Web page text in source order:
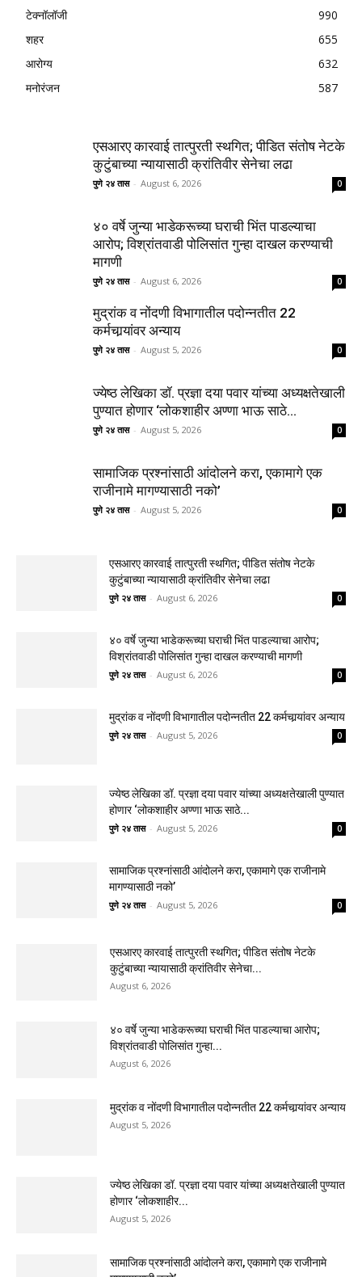
टेक्नॉलॉजी
990
शहर
655
आरोग्य
632
मनोरंजन
587
एसआरए कारवाई तात्पुरती स्थगित; पीडित संतोष नेटके
कुटुंबाच्या न्यायासाठी क्रांतिवीर सेनेचा लढा
पुणे २४ तास - August 6, 2026 0
४० वर्षे जुन्या भाडेकरूच्या घराची भिंत पाडल्याचा
आरोप; विश्रांतवाडी पोलिसांत गुन्हा दाखल करण्याची
मागणी
पुणे २४ तास - August 6, 2026 0
मुद्रांक व नोंदणी विभागातील पदोन्नतीत 22
कर्मचार्‍यांवर अन्याय
पुणे २४ तास - August 5, 2026 0
ज्येष्ठ लेखिका डॉ. प्रज्ञा दया पवार यांच्या अध्यक्षतेखाली
पुण्यात होणार ‘लोकशाहीर अण्णा भाऊ साठे...
पुणे २४ तास - August 5, 2026 0
सामाजिक प्रश्नांसाठी आंदोलने करा, एकामागे एक
राजीनामे मागण्यासाठी नको’
पुणे २४ तास - August 5, 2026 0
एसआरए कारवाई तात्पुरती स्थगित; पीडित संतोष नेटके
कुटुंबाच्या न्यायासाठी क्रांतिवीर सेनेचा लढा
पुणे २४ तास - August 6, 2026 0
४० वर्षे जुन्या भाडेकरूच्या घराची भिंत पाडल्याचा आरोप;
विश्रांतवाडी पोलिसांत गुन्हा दाखल करण्याची मागणी
पुणे २४ तास - August 6, 2026 0
मुद्रांक व नोंदणी विभागातील पदोन्नतीत 22 कर्मचार्‍यांवर अन्याय
पुणे २४ तास - August 5, 2026 0
ज्येष्ठ लेखिका डॉ. प्रज्ञा दया पवार यांच्या अध्यक्षतेखाली पुण्यात
होणार ‘लोकशाहीर अण्णा भाऊ साठे...
पुणे २४ तास - August 5, 2026 0
सामाजिक प्रश्नांसाठी आंदोलने करा, एकामागे एक राजीनामे
मागण्यासाठी नको’
पुणे २४ तास - August 5, 2026 0
एसआरए कारवाई तात्पुरती स्थगित; पीडित संतोष नेटके
कुटुंबाच्या न्यायासाठी क्रांतिवीर सेनेचा...
August 6, 2026
४० वर्षे जुन्या भाडेकरूच्या घराची भिंत पाडल्याचा आरोप;
विश्रांतवाडी पोलिसांत गुन्हा...
August 6, 2026
मुद्रांक व नोंदणी विभागातील पदोन्नतीत 22 कर्मचार्‍यांवर अन्याय
August 5, 2026
ज्येष्ठ लेखिका डॉ. प्रज्ञा दया पवार यांच्या अध्यक्षतेखाली पुण्यात
होणार ‘लोकशाहीर...
August 5, 2026
सामाजिक प्रश्नांसाठी आंदोलने करा, एकामागे एक राजीनामे